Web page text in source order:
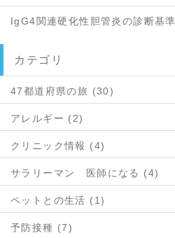
IgG4関連硬化性胆管炎の診断基
カテゴリ
47都道府県の旅 (30)
アレルギー (2)
クリニック情報 (4)
サラリーマン 医師になる (4)
ペットとの生活 (1)
予防接種 (7)